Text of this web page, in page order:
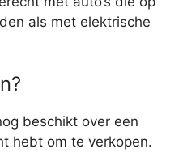
als met elektrische
beschikt over een
hebt om te verkopen.